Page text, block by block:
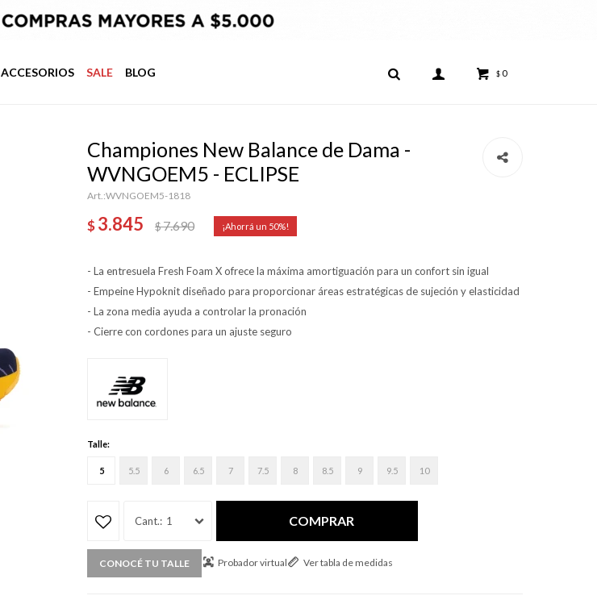
ACCESORIOS SALE BLOG $ 0
Championes New Balance de Dama -
WVNGOEM5 - ECLIPSE
WVNGOEM5-1818
$3.845 $7.690 50
- La entresuela Fresh Foam X ofrece la máxima amortiguación para un confort sin igual
- Empeine Hypoknit diseñado para proporcionar áreas estratégicas de sujeción y elasticidad
- La zona media ayuda a controlar la pronación
- Cierre con cordones para un ajuste seguro
Talle:
5 5.5 6 6.5 7 7.5 8 8.5 9 9.5 10
1 COMPRAR
CONOCÉ TU TALLE Probador virtual Ver tabla de medidas